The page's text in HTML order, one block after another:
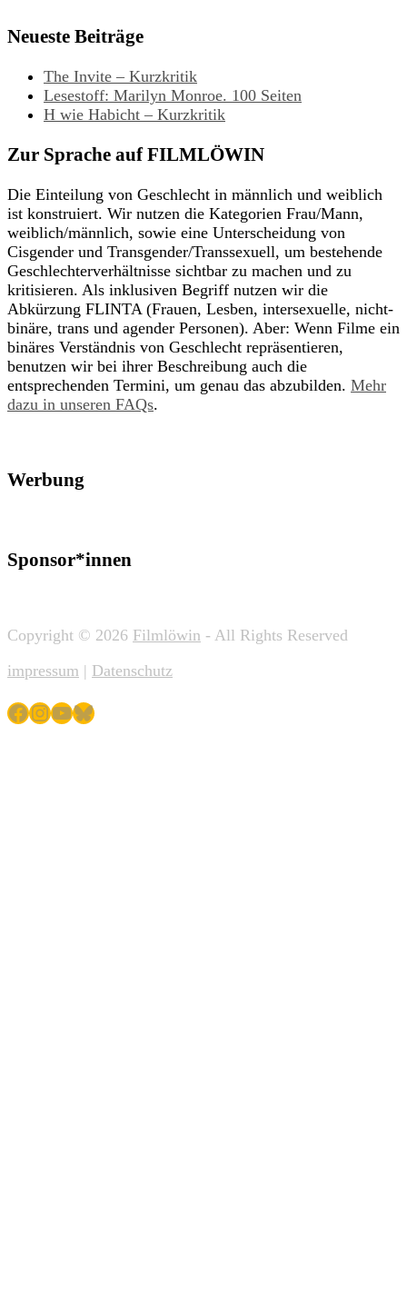
Neueste Beiträge
The Invite – Kurzkritik
Lesestoff: Marilyn Monroe. 100 Seiten
H wie Habicht – Kurzkritik
Zur Sprache auf FILMLÖWIN
Die Einteilung von Geschlecht in männlich und weiblich
ist konstruiert. Wir nutzen die Kategorien Frau/Mann,
weiblich/männlich, sowie eine Unterscheidung von
Cisgender und Transgender/Transsexuell, um bestehende
Geschlechterverhältnisse sichtbar zu machen und zu
kritisieren. Als inklusiven Begriff nutzen wir die
Abkürzung FLINTA (Frauen, Lesben, intersexuelle, nicht-
binäre, trans und agender Personen). Aber: Wenn Filme ein
binäres Verständnis von Geschlecht repräsentieren,
benutzen wir bei ihrer Beschreibung auch die
entsprechenden Termini, um genau das abzubilden. Mehr
dazu in unseren FAQs.
Werbung
Sponsor*innen
Copyright © 2026 Filmlöwin - All Rights Reserved
impressum | Datenschutz
Facebook
Instagram
YouTube
Bluesky